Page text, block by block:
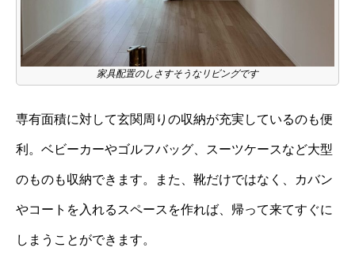
家具配置のしさすそうなリビングです
専有面積に対して玄関周りの収納が充実しているのも便
利。ベビーカーやゴルフバッグ、スーツケースなど大型
のものも収納できます。また、靴だけではなく、カバン
やコートを入れるスペースを作れば、帰って来てすぐに
しまうことができます。